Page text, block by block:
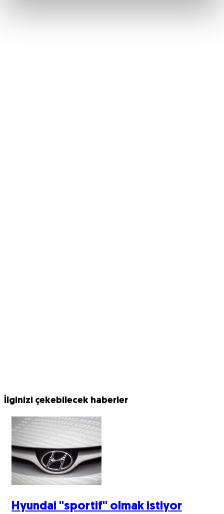
İlginizi çekebilecek haberler
Hyundai ''sportif'' olmak istiyor